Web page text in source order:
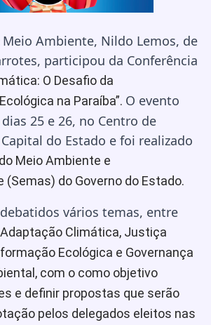
Ambiente, Nildo Lemos, de
participou da Conferência
O Desafio da
na Paraíba”. O evento
25 e 26, no Centro de
do Estado e foi realizado
Meio Ambiente e
do Governo do Estado.
vários temas, entre
Climática, Justiça
Ecológica e Governança
com o como objetivo
e definir propostas que serão
pelos delegados eleitos nas